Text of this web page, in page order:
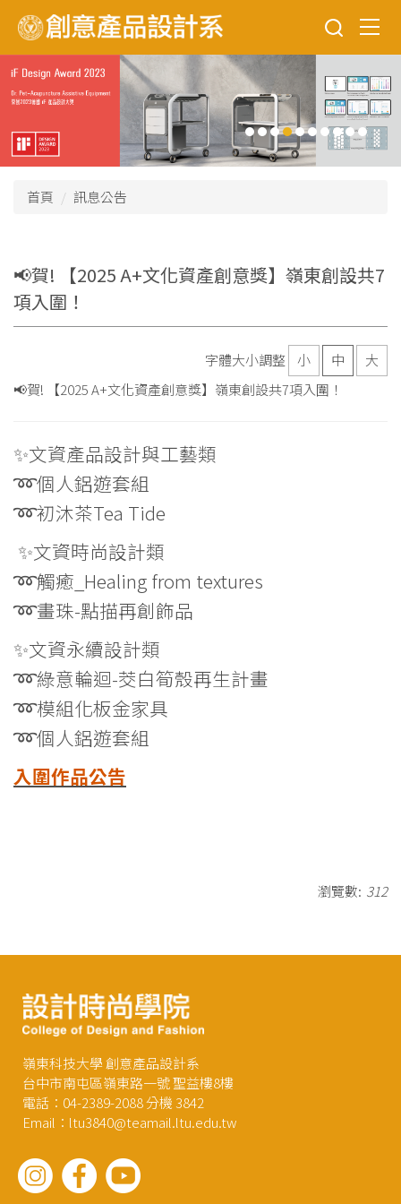
到
主
要
內
區
首頁 訊息公告
📢賀! 【2025 A+文化資產創意獎】嶺東創設共7
項入圍！
字體大小調整 小 中
大
📢賀! 【2025 A+文化資產創意獎】嶺東創設共7項入圍！
✨文資產品設計與工藝類
➿個人鋁遊套組
➿初沐茶Tea Tide
✨文資時尚設計類
➿觸癒_Healing from textures
➿畫珠-點描再創飾品
✨文資永續設計類
➿綠意輪迴-茭白筍殼再生計畫
➿模組化板金家具
➿個人鋁遊套組
入圍作品公告
瀏覽數: 312
嶺東科技大學 創意產品設計系
台中市南屯區嶺東路一號 聖益樓8樓
電話：04-2389-2088 分機 3842
Email：ltu3840@teamail.ltu.edu.tw